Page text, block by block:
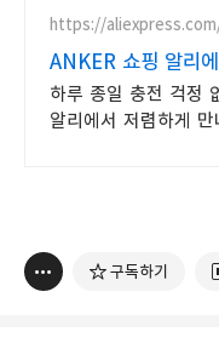
https://
ANKER 쇼핑 알리
인기ANKER, 알리
하루 종일 충전 걱정
알리에서 저렴하게 만
구독하기